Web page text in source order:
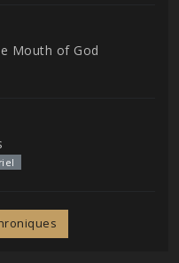
Mouth of God